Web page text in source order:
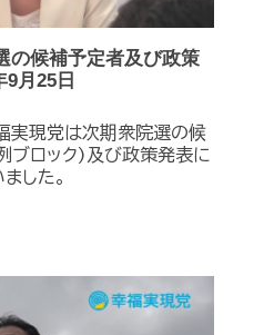
の候補予定者及び政策
月25日
現党は次期衆院選の候
ブロック)及び政策発表に
した。